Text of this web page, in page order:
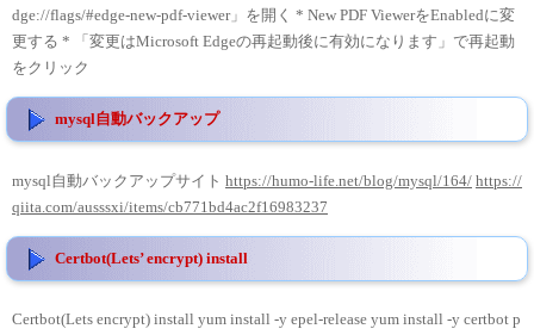
dge://flags/#edge-new-pdf-viewer」を開く * New PDF ViewerをEnabledに変
更する * 「変更はMicrosoft Edgeの再起動後に有効になります」で再起動
をクリック
mysql自動バックアップ
mysql自動バックアップサイト https://humo-life.net/blog/mysql/164/ https://
qiita.com/ausssxi/items/cb771bd4ac2f16983237
Certbot(Lets’ encrypt) install
Certbot(Lets encrypt) install yum install -y epel-release yum install -y certbot p